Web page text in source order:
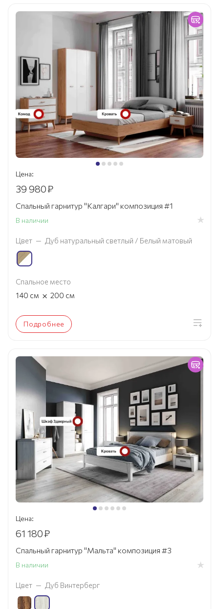
Цена:
39 980₽
Спальный гарнитур "Калгари" композиция #1
В наличии
Цвет — Дуб натуральный светлый / Белый матовый
Спальное место
140 см × 200 см
Подробнее
Цена:
61 180₽
Спальный гарнитур "Мальта" композиция #3
В наличии
Цвет — Дуб Винтерберг